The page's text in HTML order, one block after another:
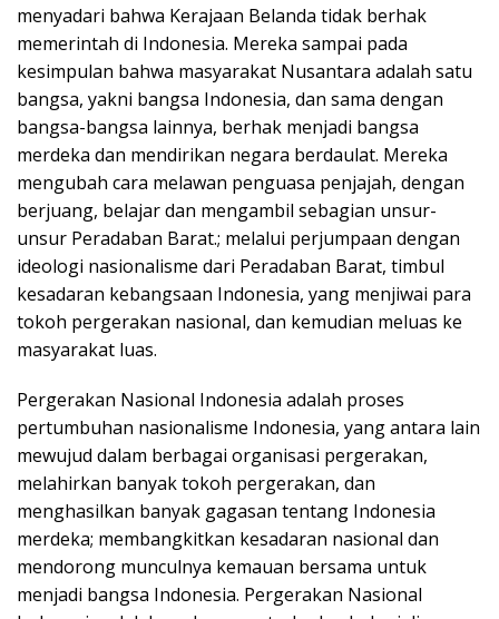
menyadari bahwa Kerajaan Belanda tidak berhak
memerintah di Indonesia. Mereka sampai pada
kesimpulan bahwa masyarakat Nusantara adalah satu
bangsa, yakni bangsa Indonesia, dan sama dengan
bangsa-bangsa lainnya, berhak menjadi bangsa
merdeka dan mendirikan negara berdaulat. Mereka
mengubah cara melawan penguasa penjajah, dengan
berjuang, belajar dan mengambil sebagian unsur-
unsur Peradaban Barat.; melalui perjumpaan dengan
ideologi nasionalisme dari Peradaban Barat, timbul
kesadaran kebangsaan Indonesia, yang menjiwai para
tokoh pergerakan nasional, dan kemudian meluas ke
masyarakat luas.
Pergerakan Nasional Indonesia adalah proses
pertumbuhan nasionalisme Indonesia, yang antara lain
mewujud dalam berbagai organisasi pergerakan,
melahirkan banyak tokoh pergerakan, dan
menghasilkan banyak gagasan tentang Indonesia
merdeka; membangkitkan kesadaran nasional dan
mendorong munculnya kemauan bersama untuk
menjadi bangsa Indonesia. Pergerakan Nasional